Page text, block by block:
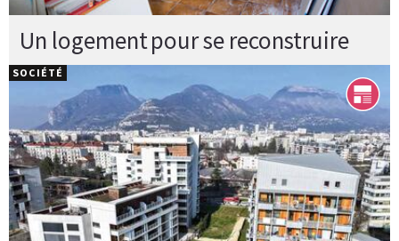
Un logement pour se reconstruire
SOCIÉTÉ